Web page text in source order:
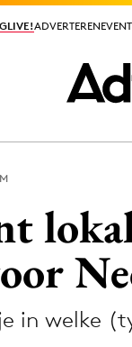
ADVERTEREN
ADVERTEREN
in welke